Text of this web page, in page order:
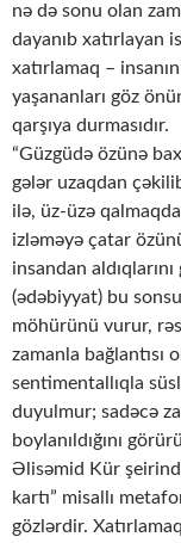
nə də sonu olan
dayanıb xatırlayan
xatırlamaq –
yaşananları göz
qarşıya durmasıdır.
“Güzgüdə özünə
gələr uzaqdan
ilə, üz-üzə
izləməyə çatar
insandan
(ədəbiyyat) bu
möhürünü vurur,
zamanla bağlantısı
sentimentallıqla
duyulmur; sadəcə
boylanıldığını
Əlisəmid Kür
kartı” misallı
gözlərdir.